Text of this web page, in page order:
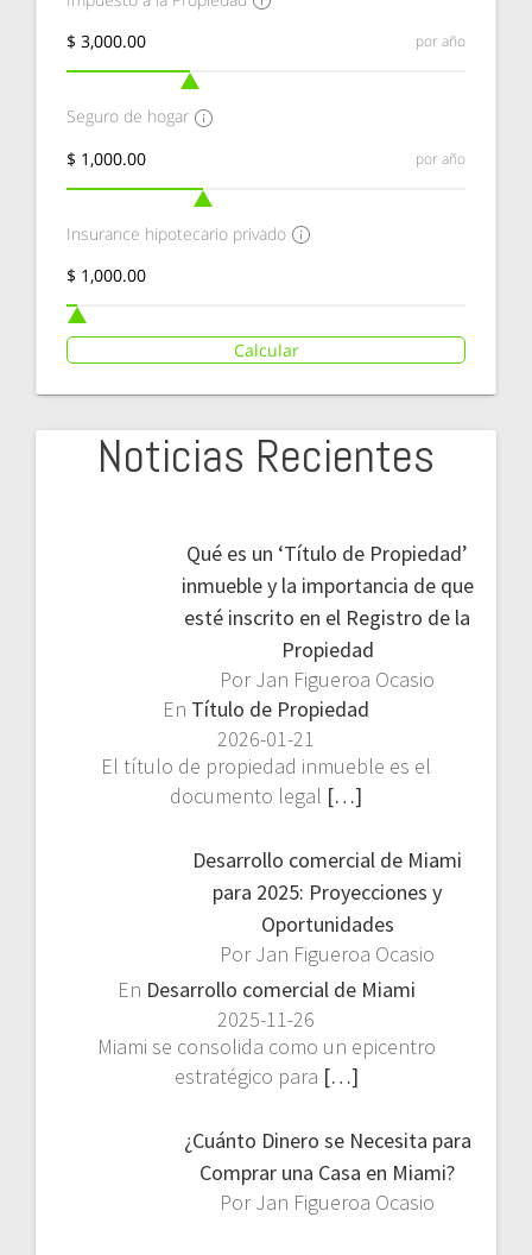
por año
Seguro de hogar
por año
Insurance hipotecario privado
Calcular
Noticias Recientes
Qué es un ‘Título de Propiedad’
inmueble y la importancia de que
esté inscrito en el Registro de la
Propiedad
Por Jan Figueroa Ocasio
En Título de Propiedad
2026-01-21
El título de propiedad inmueble es el
documento legal […]
Desarrollo comercial de Miami
para 2025: Proyecciones y
Oportunidades
Por Jan Figueroa Ocasio
En Desarrollo comercial de Miami
2025-11-26
Miami se consolida como un epicentro
estratégico para […]
¿Cuánto Dinero se Necesita para
Comprar una Casa en Miami?
Por Jan Figueroa Ocasio